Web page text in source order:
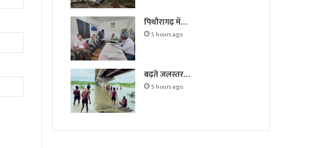
पिथौरागढ़ में…
5 hours ago
बढ़ते जलस्तर…
5 hours ago